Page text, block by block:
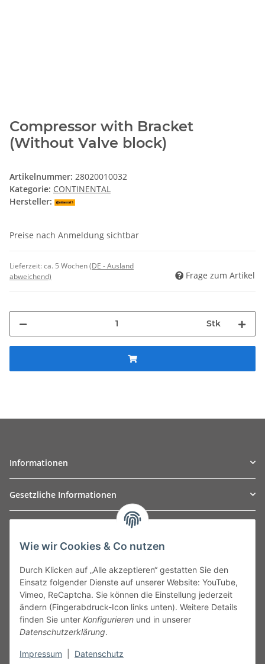
Compressor with Bracket
(Without Valve block)
Artikelnummer: 28020010032
Kategorie: CONTINENTAL
Hersteller:
Preise nach Anmeldung sichtbar
Lieferzeit:ca. 5 Wochen(DE - Ausland
abweichend)
Frage zum Artikel
Stk
Informationen
Gesetzliche Informationen
Leibnizstraße 2a
Germany
Phone:+49 40 5287270
Fax:+49 40 5281050
Email:sales@tow-automotive.de
Wie wir Cookies & Co nutzen
Durch Klicken auf „Alle akzeptieren“ gestatten Sie den
Einsatz folgender Dienste auf unserer Website: YouTube,
Vimeo, ReCaptcha. Sie können die Einstellung jederzeit
ändern (Fingerabdruck-Icon links unten). Weitere Details
finden Sie unter Konfigurieren und in unserer
Datenschutzerklärung.
Impressum Datenschutz